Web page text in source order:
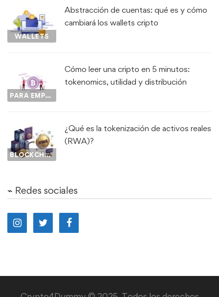
WALLETS
Abstracción de cuentas: qué es y cómo
cambiará los wallets cripto
PARA EMPEZAR...
Cómo leer una cripto en 5 minutos:
tokenomics, utilidad y distribución
BLOCKCHAIN
¿Qué es la tokenización de activos reales
(RWA)?
⌁ Redes sociales